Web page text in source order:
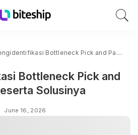
Bottleneck Pick and Pack beserta Solusinya
Bottleneck Pick and
Solusinya
June 16, 2026